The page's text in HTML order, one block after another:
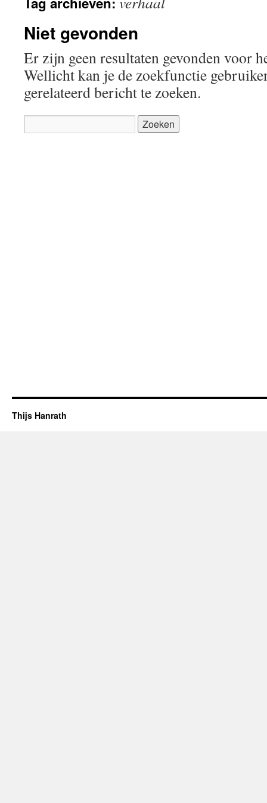
Niet gevonden
Er zijn geen resultaten gevonden voor
Wellicht kan je de zoekfunctie
gerelateerd bericht te zoeken.
naar:
Thijs Hanrath